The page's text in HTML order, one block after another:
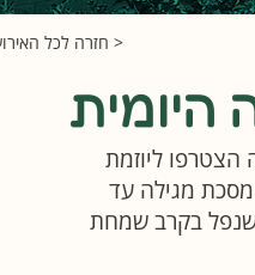
< חזרה לכל
הצטרפו ליוזמת
מסכת מגילה עד
שנפל בקרב שמחת